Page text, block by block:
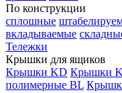
По конструкции
сплошные
вкладываемые
Тележки
Крышки для ящиков
Крышки KD Крышки
полимерные BL